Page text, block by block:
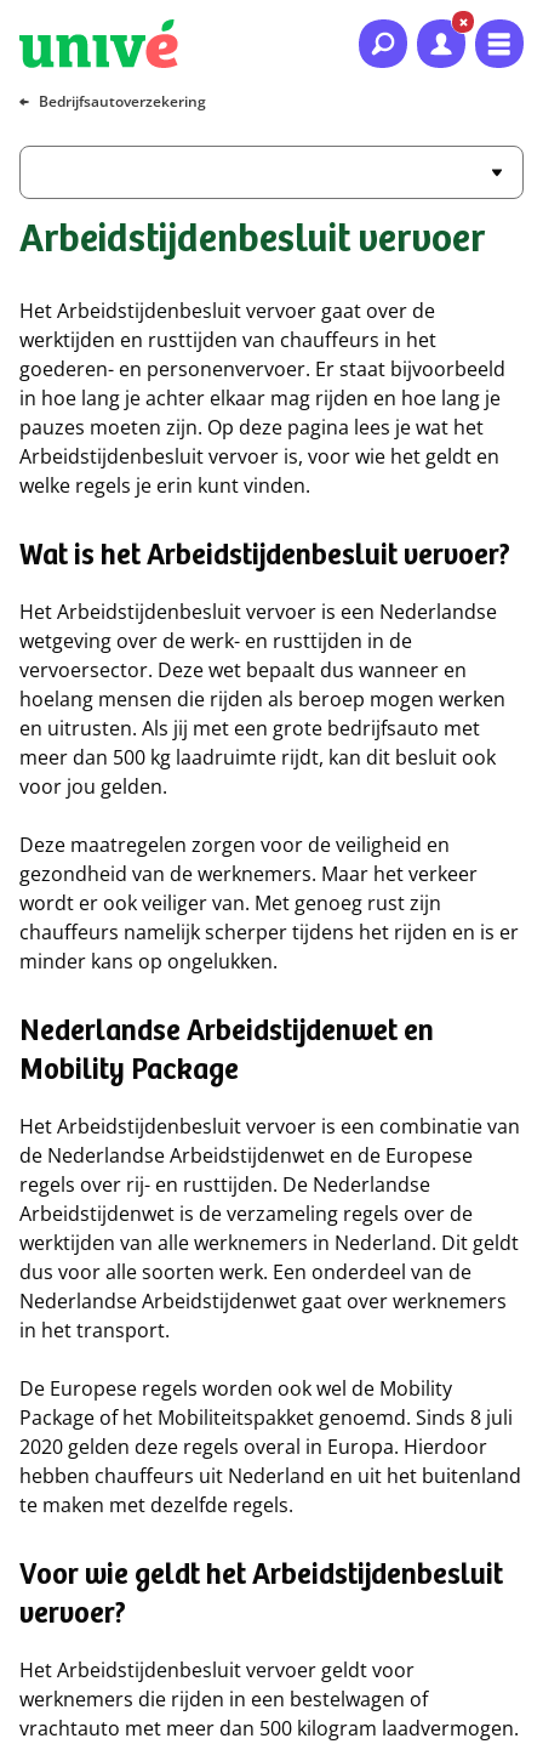
Naar hoofdinhoud
Naar hoofdnavigatie
Naar footer
Bedrijfsautoverzekering
Arbeidstijdenbesluit vervoer
Het Arbeidstijdenbesluit vervoer gaat over de
werktijden en rusttijden van chauffeurs in het
goederen- en personenvervoer. Er staat bijvoorbeeld
in hoe lang je achter elkaar mag rijden en hoe lang je
pauzes moeten zijn. Op deze pagina lees je wat het
Arbeidstijdenbesluit vervoer is, voor wie het geldt en
welke regels je erin kunt vinden.
Wat is het Arbeidstijdenbesluit vervoer?
Het Arbeidstijdenbesluit vervoer is een Nederlandse
wetgeving over de werk- en rusttijden in de
vervoersector. Deze wet bepaalt dus wanneer en
hoelang mensen die rijden als beroep mogen werken
en uitrusten. Als jij met een grote bedrijfsauto met
meer dan 500 kg laadruimte rijdt, kan dit besluit ook
voor jou gelden.
Deze maatregelen zorgen voor de veiligheid en
gezondheid van de werknemers. Maar het verkeer
wordt er ook veiliger van. Met genoeg rust zijn
chauffeurs namelijk scherper tijdens het rijden en is er
minder kans op ongelukken.
Nederlandse Arbeidstijdenwet en
Mobility Package
Het Arbeidstijdenbesluit vervoer is een combinatie van
de Nederlandse Arbeidstijdenwet en de Europese
regels over rij- en rusttijden. De Nederlandse
Arbeidstijdenwet is de verzameling regels over de
werktijden van alle werknemers in Nederland. Dit geldt
dus voor alle soorten werk. Een onderdeel van de
Nederlandse Arbeidstijdenwet gaat over werknemers
in het transport.
De Europese regels worden ook wel de Mobility
Package of het Mobiliteitspakket genoemd. Sinds 8 juli
2020 gelden deze regels overal in Europa. Hierdoor
hebben chauffeurs uit Nederland en uit het buitenland
te maken met dezelfde regels.
Voor wie geldt het Arbeidstijdenbesluit
vervoer?
Het Arbeidstijdenbesluit vervoer geldt voor
werknemers die rijden in een bestelwagen of
vrachtauto met meer dan 500 kilogram laadvermogen.